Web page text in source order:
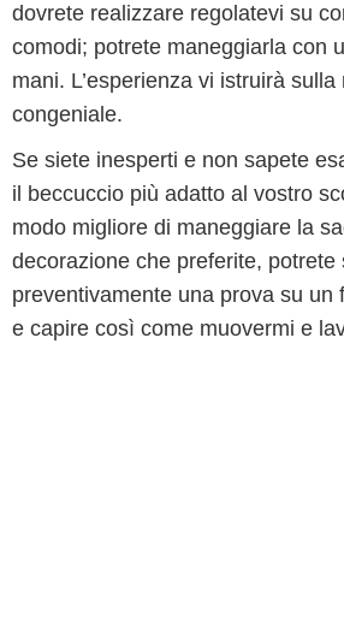
dovrete realizzare regolatevi su
comodi; potrete maneggiarla con
mani. L’esperienza vi istruirà
congeniale.
Se siete inesperti e non sapete
il beccuccio più adatto al vostro
modo migliore di maneggiare la
decorazione che preferite, potrete
preventivamente una prova su un
e capire così come muovermi e